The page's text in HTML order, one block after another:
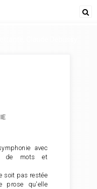
avec
de mots et
soit pas restée
prose qu'elle